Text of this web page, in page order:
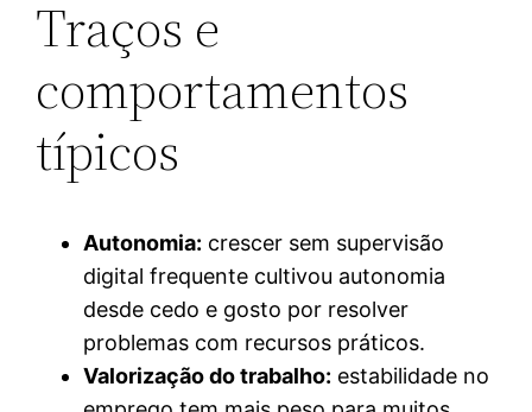
Traços e
comportamentos
típicos
Autonomia: crescer sem supervisão
digital frequente cultivou autonomia
desde cedo e gosto por resolver
problemas com recursos práticos.
Valorização do trabalho: estabilidade no